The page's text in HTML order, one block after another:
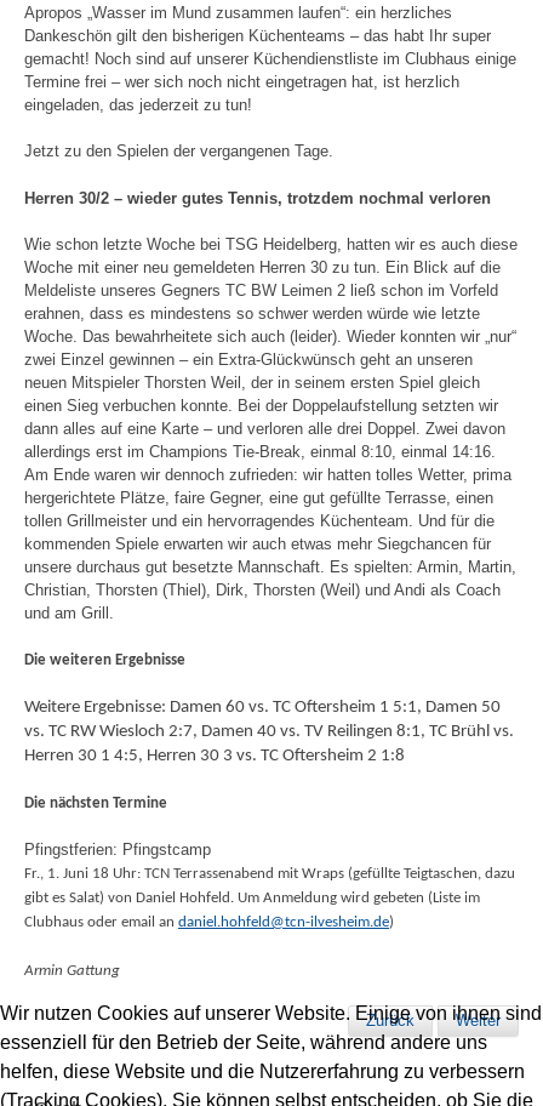
Apropos „Wasser im Mund zusammen laufen“: ein herzliches
Dankeschön gilt den bisherigen Küchenteams – das habt Ihr super
gemacht! Noch sind auf unserer Küchendienstliste im Clubhaus einige
Termine frei – wer sich noch nicht eingetragen hat, ist herzlich
eingeladen, das jederzeit zu tun!
Jetzt zu den Spielen der vergangenen Tage.
Herren 30/2 – wieder gutes Tennis, trotzdem nochmal verloren
Wie schon letzte Woche bei TSG Heidelberg, hatten wir es auch diese
Woche mit einer neu gemeldeten Herren 30 zu tun. Ein Blick auf die
Meldeliste unseres Gegners TC BW Leimen 2 ließ schon im Vorfeld
erahnen, dass es mindestens so schwer werden würde wie letzte
Woche. Das bewahrheitete sich auch (leider). Wieder konnten wir „nur“
zwei Einzel gewinnen – ein Extra-Glückwünsch geht an unseren
neuen Mitspieler Thorsten Weil, der in seinem ersten Spiel gleich
einen Sieg verbuchen konnte. Bei der Doppelaufstellung setzten wir
dann alles auf eine Karte – und verloren alle drei Doppel. Zwei davon
allerdings erst im Champions Tie-Break, einmal 8:10, einmal 14:16.
Am Ende waren wir dennoch zufrieden: wir hatten tolles Wetter, prima
hergerichtete Plätze, faire Gegner, eine gut gefüllte Terrasse, einen
tollen Grillmeister und ein hervorragendes Küchenteam. Und für die
kommenden Spiele erwarten wir auch etwas mehr Siegchancen für
unsere durchaus gut besetzte Mannschaft. Es spielten: Armin, Martin,
Christian, Thorsten (Thiel), Dirk, Thorsten (Weil) und Andi als Coach
und am Grill.
Die weiteren Ergebnisse
Weitere Ergebnisse: Damen 60 vs. TC Oftersheim 1 5:1, Damen 50
vs. TC RW Wiesloch 2:7, Damen 40 vs. TV Reilingen 8:1, TC Brühl vs.
Herren 30 1 4:5, Herren 30 3 vs. TC Oftersheim 2 1:8
Die nächsten Termine
Pfingstferien: Pfingstcamp
Fr., 1. Juni 18 Uhr: TCN Terrassenabend mit Wraps (gefüllte Teigtaschen, dazu
gibt es Salat) von Daniel Hohfeld. Um Anmeldung wird gebeten (Liste im
Clubhaus oder email an daniel.hohfeld@tcn-ilvesheim.de)
Armin Gattung
Zurück Weiter
Wir nutzen Cookies auf unserer Website. Einige von ihnen sind
essenziell für den Betrieb der Seite, während andere uns
helfen, diese Website und die Nutzererfahrung zu verbessern
(Tracking Cookies). Sie können selbst entscheiden, ob Sie die